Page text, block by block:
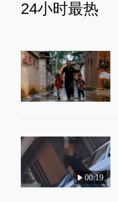
24小时最热
00:19